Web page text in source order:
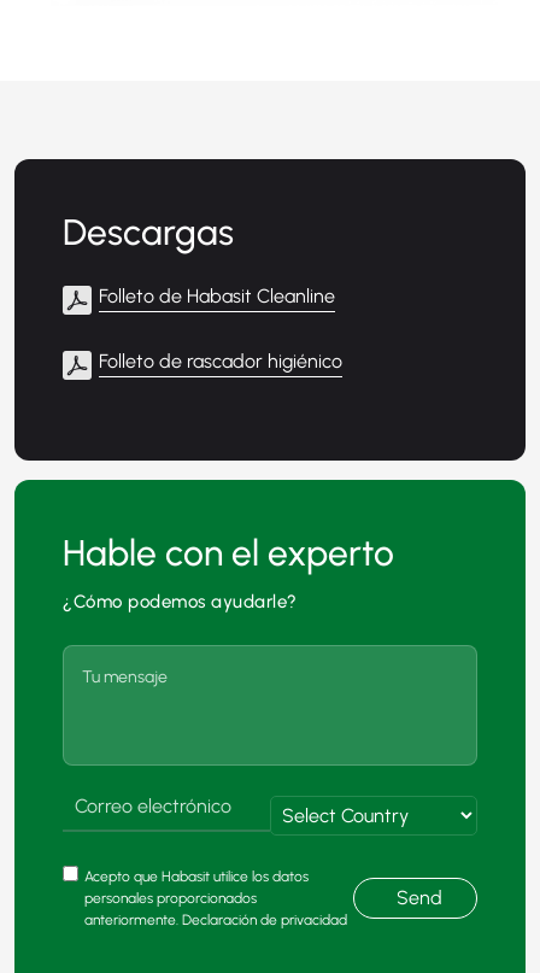
Descargas
Folleto de Habasit Cleanline
Folleto de rascador higiénico
Hable con el experto
¿Cómo podemos ayudarle?
Acepto que Habasit utilice los datos
personales proporcionados
anteriormente. Declaración de privacidad
Send